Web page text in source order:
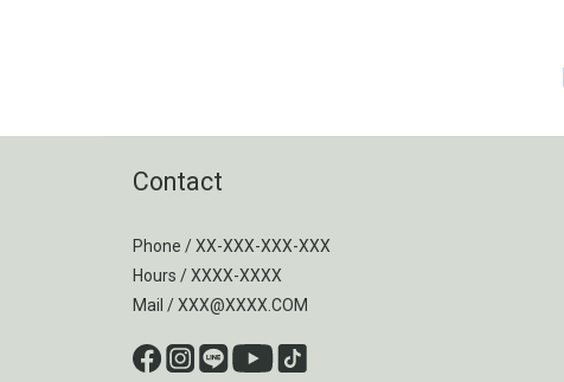
Contact
Phone / XX-XXX-XXX-XXX
Hours / XXXX-XXXX
Mail / XXX@XXXX.COM